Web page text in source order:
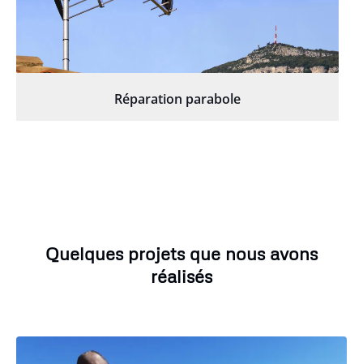
Réparation parabole
Quelques projets que nous avons
réalisés